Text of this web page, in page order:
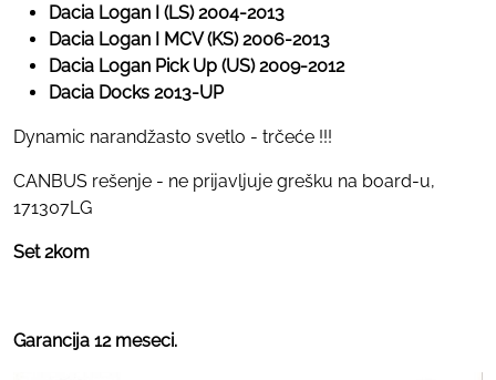
Dacia Logan I (LS) 2004-2013
Dacia Logan I MCV (KS) 2006-2013
Dacia Logan Pick Up (US) 2009-2012
Dacia Docks 2013-UP
Dynamic narandžasto svetlo - trčeće !!!
CANBUS rešenje - ne prijavljuje grešku na board-u,
171307LG
Set 2kom
Garancija 12 meseci.